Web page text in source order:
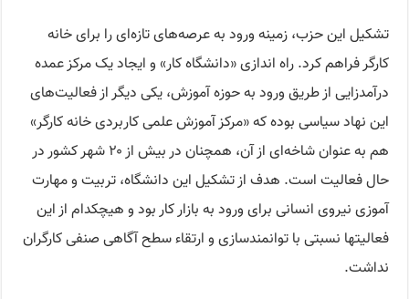
تشکیل این حزب، زمینه ورود به عرصه‌های تازه‌ای را برای خانه
کارگر فراهم کرد. راه اندازی «دانشگاه کار» و ایجاد یک مرکز عمده
درآمدزایی از طریق ورود به حوزه آموزش، یکی دیگر از فعالیت‌های
این نهاد سیاسی بوده که «مرکز آموزش علمی کاربردی خانه کارگر»
هم به عنوان شاخه‌ای از آن، همچنان در بیش از ۲۰ شهر کشور در
حال فعالیت است. هدف از تشکیل این دانشگاه، تربیت و مهارت
آموزی نیروی انسانی برای ورود به بازار کار بود و هیچکدام از این
فعالیتها نسبتی با توانمندسازی و ارتقاء سطح آگاهی صنفی کارگران
نداشت.